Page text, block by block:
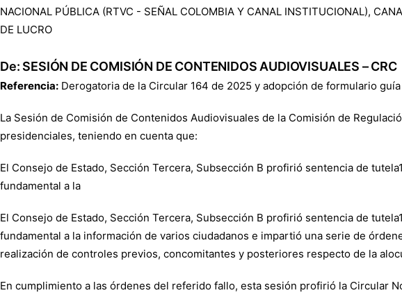
NACIONAL PÚBLICA (RTVC - SEÑAL COLOMBIA Y CANAL INSTITUCIONAL),
DE LUCRO
De: SESIÓN DE COMISIÓN DE CONTENIDOS AUDIOVISUALES – CRC
Referencia: Derogatoria de la Circular 164 de 2025 y adopción de formulario
La Sesión de Comisión de Contenidos Audiovisuales de la Comisión de
presidenciales, teniendo en cuenta que:
El Consejo de Estado, Sección Tercera, Subsección B profirió sentencia de
fundamental a la
El Consejo de Estado, Sección Tercera, Subsección B profirió sentencia de
fundamental a la información de varios ciudadanos e impartió una serie de
realización de controles previos, concomitantes y posteriores respecto de la
En cumplimiento a las órdenes del referido fallo, esta sesión profirió la Circular